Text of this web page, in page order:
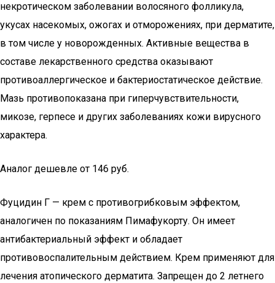
некротическом заболевании волосяного фолликула,
укусах насекомых, ожогах и отморожениях, при дерматите,
в том числе у новорожденных. Активные вещества в
составе лекарственного средства оказывают
противоаллергическое и бактериостатическое действие.
Мазь противопоказана при гиперчувствительности,
микозе, герпесе и других заболеваниях кожи вирусного
характера.
Аналог дешевле от 146 руб.
Фуцидин Г — крем с противогрибковым эффектом,
аналогичен по показаниям Пимафукорту. Он имеет
антибактериальный эффект и обладает
противовоспалительным действием. Крем применяют для
лечения атопического дерматита. Запрещен до 2 летнего